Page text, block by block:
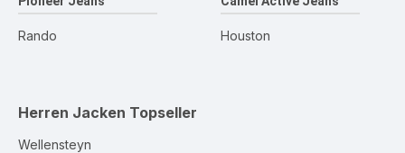
Rando Houston
Herren Jacken Topseller
Wellensteyn